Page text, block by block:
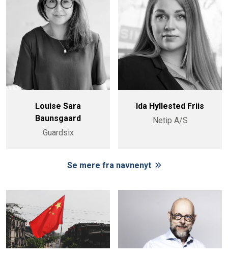
Louise Sara
Baunsgaard
Guardsix
Ida Hyllested Friis
Netip A/S
Se mere fra navnenyt